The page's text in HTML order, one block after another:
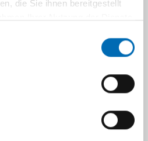
die Sie ihnen bereitgestellt